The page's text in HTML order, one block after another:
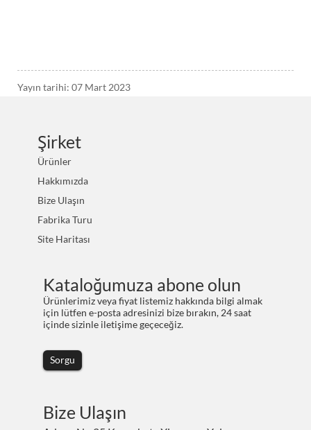
Yayın tarihi: 07 Mart 2023
Şirket
Ürünler
Hakkımızda
Bize Ulaşın
Fabrika Turu
Site Haritası
Kataloğumuza abone olun
Ürünlerimiz veya fiyat listemiz hakkında bilgi almak
için lütfen e-posta adresinizi bize bırakın, 24 saat
içinde sizinle iletişime geçeceğiz.
Sorgu
Bize Ulaşın